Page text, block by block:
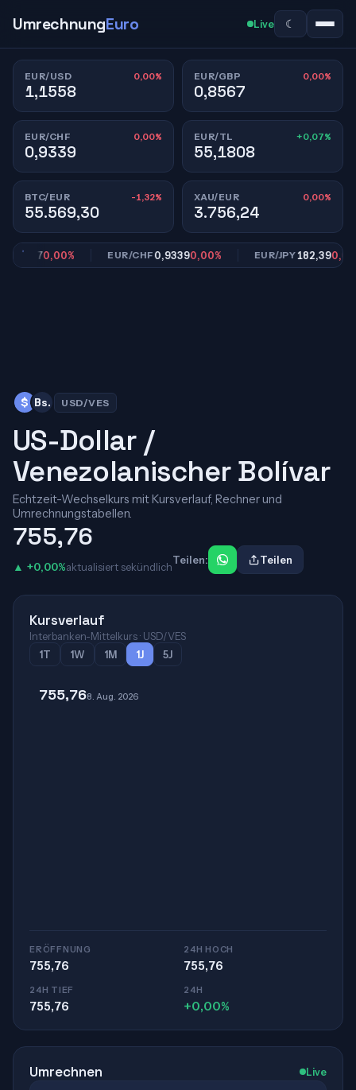
UmrechnungEuro Live ☾
EUR/USD 0,00%
1,1558
EUR/GBP 0,00%
0,8567
EUR/CHF 0,00%
0,9339
EUR/TL +0,07%
55,1808
BTC/EUR -1,32%
55.569,30
XAU/EUR 0,00%
3.756,24
0,00% EUR/CHF0,93390,00% EUR/JPY182,390,00%
$ Bs. USD/VES
US-Dollar /
Venezolanischer Bolívar
Echtzeit-Wechselkurs mit Kursverlauf, Rechner und
Umrechnungstabellen.
755,76
▲ +0,00%aktualisiert sekündlich
Teilen: Teilen
Kursverlauf
Interbanken-Mittelkurs · USD/VES
1T
1W 1M 1J 5J
755,768. Aug. 2026
ERÖFFNUNG
755,76
24H HOCH
755,76
24H TIEF
755,76
24H
+0,00%
Umrechnen Live